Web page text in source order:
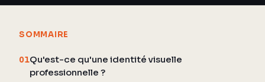
SOMMAIRE
01Qu'est-ce qu'une identité visuelle
professionnelle ?